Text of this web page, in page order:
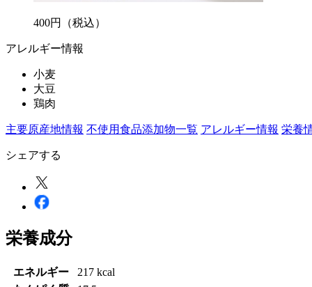
400円 （税込）
アレルギー情報
小麦
大豆
鶏肉
主要原産地情報 不使用食品添加物一覧 アレルギー情報 栄養
シェアする
栄養成分
エネルギー
217 kcal